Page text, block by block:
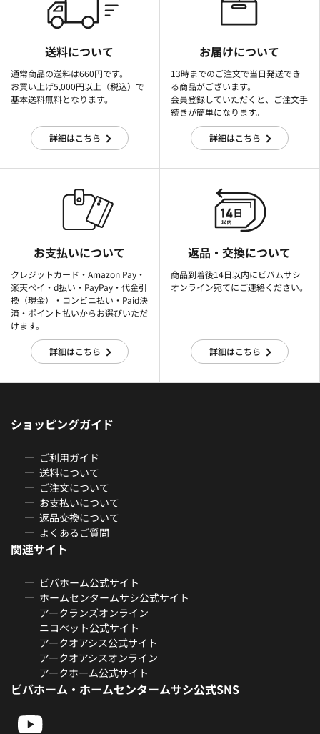
送料について
通常商品の送料は660円です。
お買い上げ5,000円以上（税込）で
基本送料無料となります。
詳細はこちら
お届けについて
13時までのご注文で当日発送でき
る商品がございます。
会員登録していただくと、ご注文手
続きが簡単になります。
詳細はこちら
お支払いについて
クレジットカード・Amazon Pay・
楽天ぺイ・d払い・PayPay・代金引
換（現金）・コンビニ払い・Paid決
済・ポイント払いからお選びいただ
けます。
詳細はこちら
返品・交換について
商品到着後14日以内にビバムサシ
オンライン宛てにご連絡ください。
詳細はこちら
ショッピングガイド
ご利用ガイド
送料について
ご注文について
お支払いについて
返品交換について
よくあるご質問
関連サイト
ビバホーム公式サイト
ホームセンタームサシ公式サイト
アークランズオンライン
ニコペット公式サイト
アークオアシス公式サイト
アークオアシスオンライン
アークホーム公式サイト
ビバホーム・ホームセンタームサシ公式SNS